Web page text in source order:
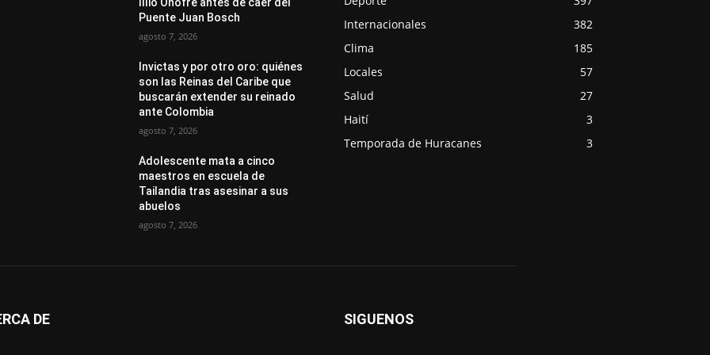
Puente Juan Bosch
agosto 7, 2026
Invictas y por otro oro: quiénes
son las Reinas del Caribe que
buscarán extender su reinado
ante Colombia
agosto 7, 2026
Adolescente mata a cinco
maestros en escuela de
Tailandia tras asesinar a sus
abuelos
agosto 7, 2026
Internacionales
382
Clima
185
Locales
57
Salud
27
Haití
3
Temporada de Huracanes
3
DE SIGUENOS